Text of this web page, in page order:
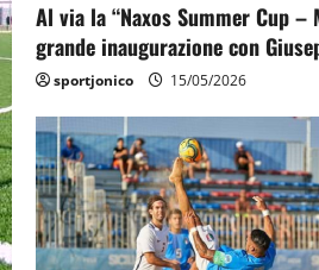
Al via la “Naxos Summer Cup –
grande inaugurazione con
sportjonico 15/05/2026